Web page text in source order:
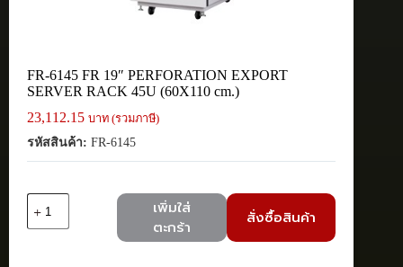
FR-6145 FR 19″ PERFORATION EXPORT
SERVER RACK 45U (60X110 cm.)
23,112.15 บาท (รวมภาษี)
รหัสสินค้า: FR-6145
FR-
เพิ่มใส่
ตะกร้า
สั่งซื้อสินค้า